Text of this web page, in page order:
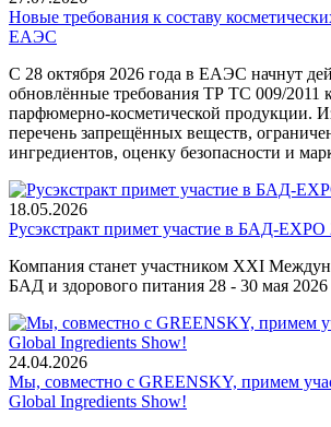
Новые требования к составу
ЕАЭС
С 28 октября 2026 года в ЕАЭС начнут
обновлённые требования ТР ТС 009/2011
парфюмерно-косметической продукции.
перечень запрещённых веществ,
ингредиентов, оценку безопасности и
18.05.2026
Русэкстракт примет участие в БАД-EXPO
Компания станет участником XXI
БАД и здорового питания 28 - 30 мая
24.04.2026
Мы, совместно с GREENSKY, примем
Global Ingredients Show!